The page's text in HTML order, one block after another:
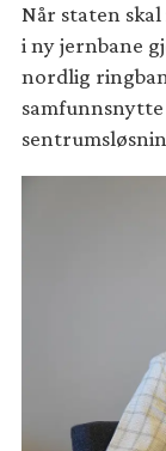
Når staten
i ny jernbane
nordlig